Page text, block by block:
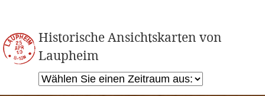
Historische Ansichtskarten von
Laupheim